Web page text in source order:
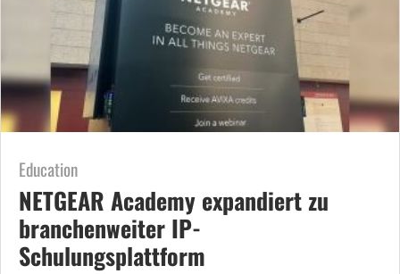
Education
NETGEAR Academy expandiert zu
branchenweiter IP-
Schulungsplattform